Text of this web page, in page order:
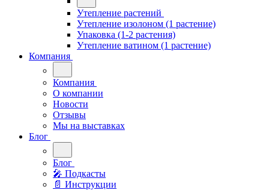
Утепление растений
Утепление изолоном (1 растение)
Упаковка (1-2 растения)
Утепление ватином (1 растение)
Компания
Компания
О компании
Новости
Отзывы
Мы на выставках
Блог
Блог
🎤︎︎ Подкасты
📄 Инструкции